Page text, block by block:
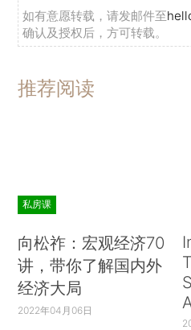
如有意愿转载，请发邮件至
确认及授权后，方可转载。
推荐阅读
私房课
向松祚：宏观经济70
讲，带你了解国内外
经济大局
2022年04月06日